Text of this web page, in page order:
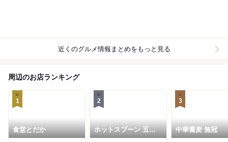
近くのグルメ情報まとめをもっと見る
周辺のお店ランキング
1
食堂とだか
2
ホットスプーン 五反
田店
3
中華蕎麦 無冠